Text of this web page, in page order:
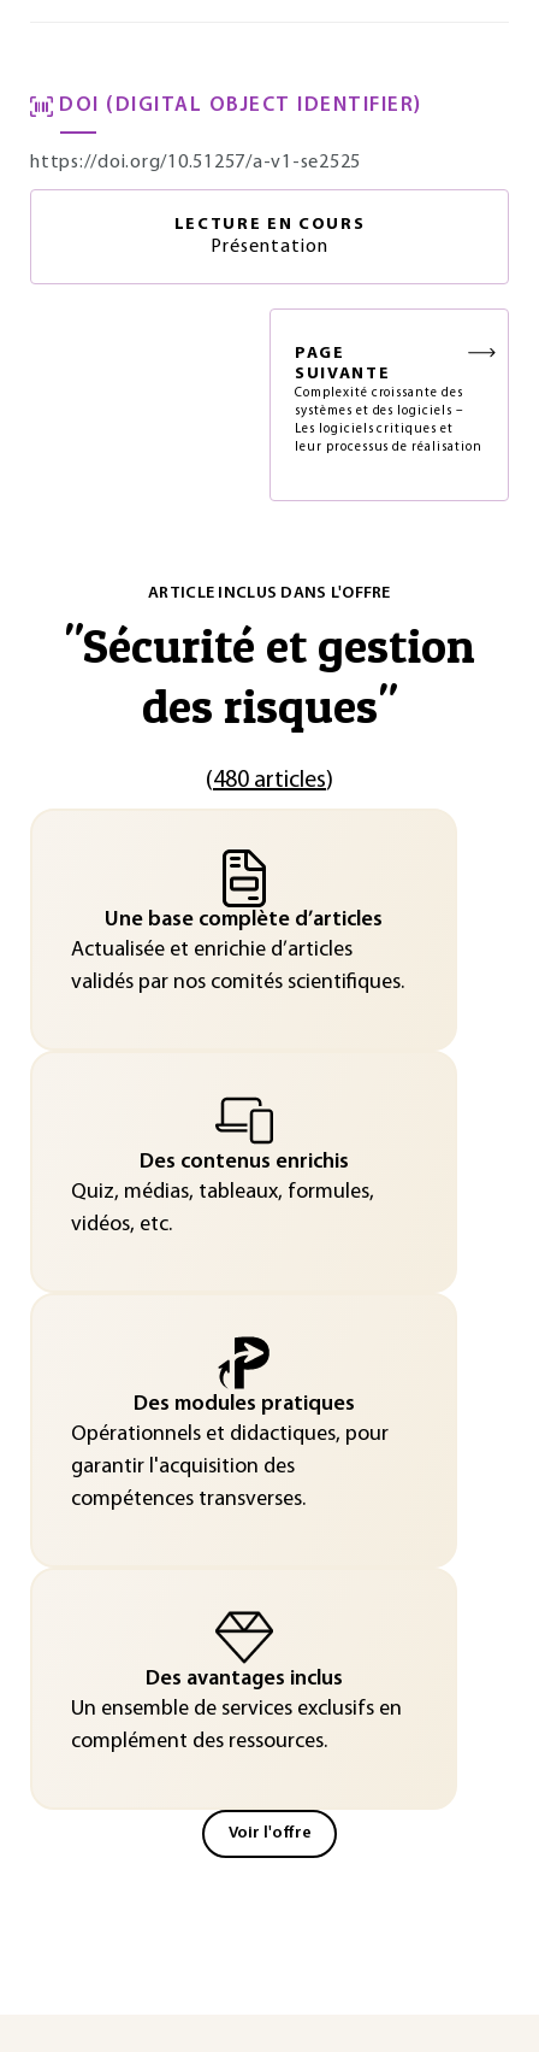
DOI (DIGITAL OBJECT IDENTIFIER)
https://doi.org/10.51257/a-v1-se2525
LECTURE EN COURS
Présentation
PAGE
SUIVANTE
Complexité croissante des
systèmes et des logiciels –
Les logiciels critiques et
leur processus de réalisation
ARTICLE INCLUS DANS L'OFFRE
"Sécurité et gestion
des risques"
(480 articles)
Une base complète d’articles
Actualisée et enrichie d’articles
validés par nos comités scientifiques.
Des contenus enrichis
Quiz, médias, tableaux, formules,
vidéos, etc.
Des modules pratiques
Opérationnels et didactiques, pour
garantir l'acquisition des
compétences transverses.
Des avantages inclus
Un ensemble de services exclusifs en
complément des ressources.
Voir l'offre